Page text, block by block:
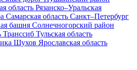
область Рязанско–Уральская
Самарская область Санкт–Петербург
башня Солнечногорский район
Транссиб Тульская область
Шухов Ярославская область